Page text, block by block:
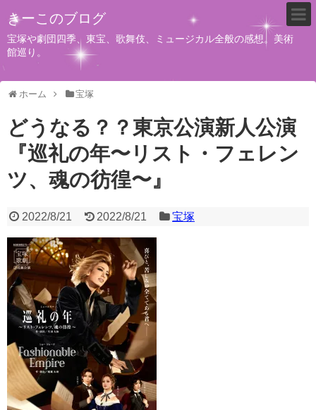
きーこのブログ
宝塚や劇団四季、東宝、歌舞伎、ミュージカル全般の感想。美術
館巡り。
ホーム 宝塚
どうなる？？東京公演新人公演
『巡礼の年〜リスト・フェレン
ツ、魂の彷徨〜』
2022/8/21 2022/8/21 宝塚